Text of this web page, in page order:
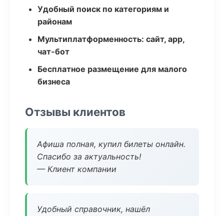
Удобный поиск по категориям и
районам
Мультиплатформенность: сайт, app,
чат-бот
Бесплатное размещение для малого
бизнеса
Отзывы клиентов
Афиша полная, купил билеты онлайн.
Спасибо за актуальность!
— Клиент компании
Удобный справочник, нашёл